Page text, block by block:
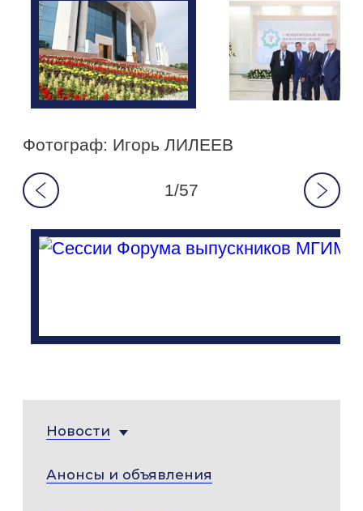
Фотограф: Игорь ЛИЛЕЕВ
1/57
Новости
Анонсы и объявления